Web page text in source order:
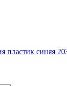
пластик синяя